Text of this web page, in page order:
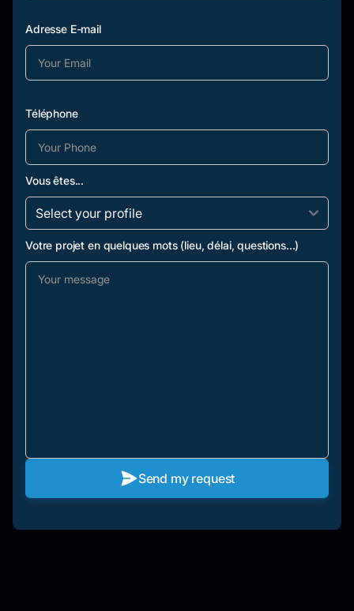
Adresse E-mail
Téléphone
Vous êtes...
Votre projet en quelques mots (lieu, délai, questions...)
Send my request